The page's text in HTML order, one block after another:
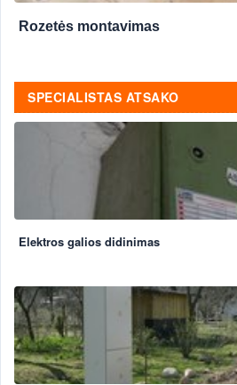
Rozetės montavimas
SPECIALISTAS ATSAKO
Elektros galios didinimas